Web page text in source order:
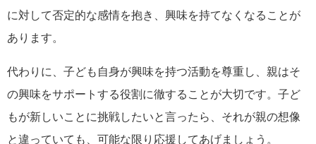
に対して否定的な感情を抱き、興味を持てなくなることが
あります。
代わりに、子ども自身が興味を持つ活動を尊重し、親はそ
の興味をサポートする役割に徹することが大切です。子ど
もが新しいことに挑戦したいと言ったら、それが親の想像
と違っていても、可能な限り応援してあげましょう。